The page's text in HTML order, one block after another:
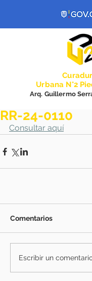
Urbana N°2
Arq. Guillermo
RR-24-0110
Consultar aquí
Comentarios
Escribir un